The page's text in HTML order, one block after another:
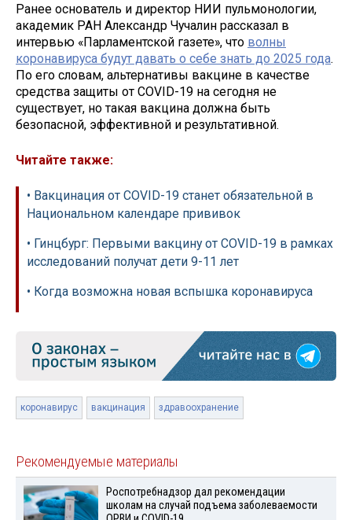
Ранее основатель и директор НИИ пульмонологии,
академик РАН Александр Чучалин рассказал в
интервью «Парламентской газете», что волны
коронавируса будут давать о себе знать до 2025 года.
По его словам, альтернативы вакцине в качестве
средства защиты от COVID-19 на сегодня не
существует, но такая вакцина должна быть
безопасной, эффективной и результативной.
Читайте также:
• Вакцинация от COVID-19 станет обязательной в
Национальном календаре прививок
• Гинцбург: Первыми вакцину от COVID-19 в рамках
исследований получат дети 9-11 лет
• Когда возможна новая вспышка коронавируса
коронавирус вакцинация здравоохранение
Рекомендуемые материалы
Роспотребнадзор дал рекомендации
школам на случай подъема заболеваемости